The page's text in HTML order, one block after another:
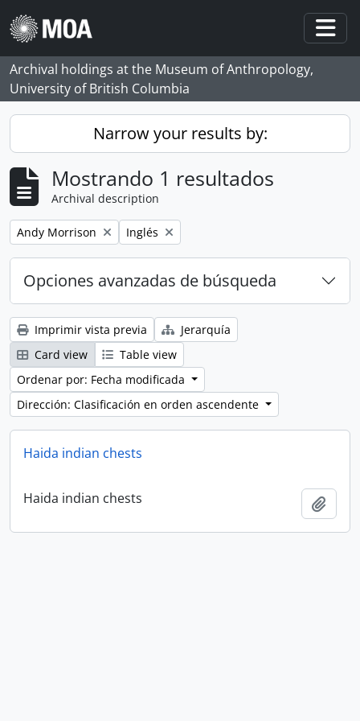
Skip to main content
Archival holdings at the Museum of Anthropology,
University of British Columbia
Narrow your results by:
Mostrando 1 resultados
Archival description
Remove filter:
Andy Morrison Remove filter:
Inglés
Opciones avanzadas de búsqueda
Imprimir vista previa
Jerarquía
Card view
Table view
Ordenar por: Fecha modificada
Dirección: Clasificación en orden ascendente
Haida indian chests
Haida indian chests